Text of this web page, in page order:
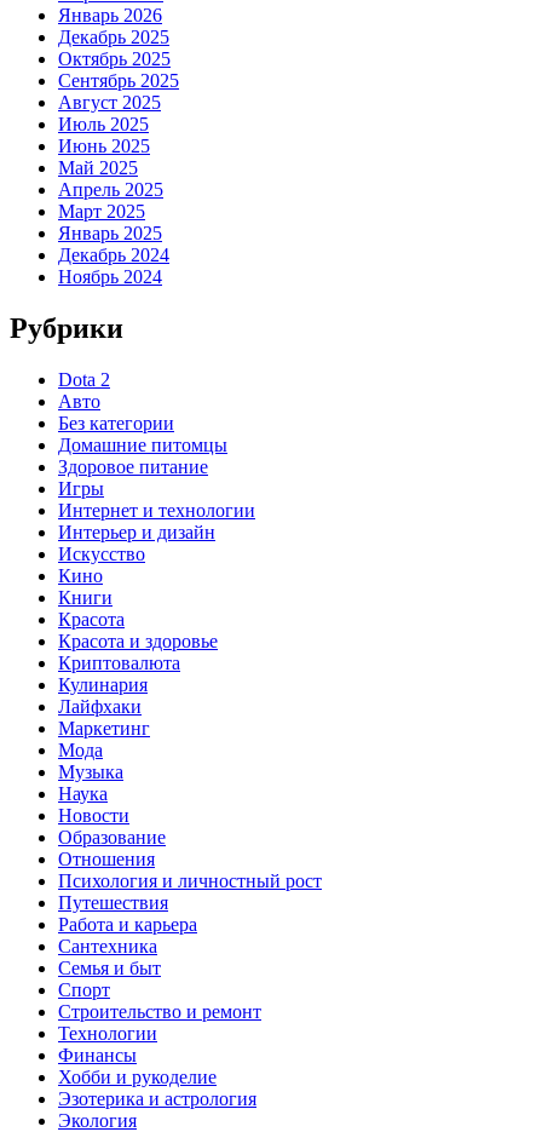
Январь 2026
Декабрь 2025
Октябрь 2025
Сентябрь 2025
Август 2025
Июль 2025
Июнь 2025
Май 2025
Апрель 2025
Март 2025
Январь 2025
Декабрь 2024
Ноябрь 2024
Рубрики
Dota 2
Авто
Без категории
Домашние питомцы
Здоровое питание
Игры
Интернет и технологии
Интерьер и дизайн
Искусство
Кино
Книги
Красота
Красота и здоровье
Криптовалюта
Кулинария
Лайфхаки
Маркетинг
Мода
Музыка
Наука
Новости
Образование
Отношения
Психология и личностный рост
Путешествия
Работа и карьера
Сантехника
Семья и быт
Спорт
Строительство и ремонт
Технологии
Финансы
Хобби и рукоделие
Эзотерика и астрология
Экология